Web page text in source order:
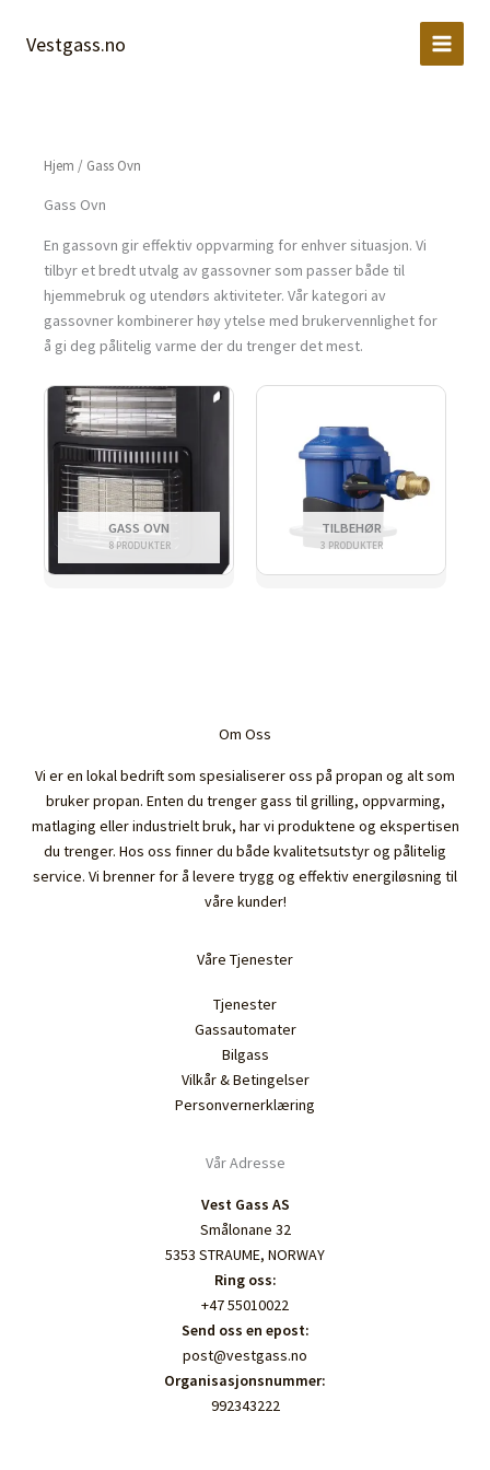
Vestgass.no
Hjem / Gass Ovn
Gass Ovn
En gassovn gir effektiv oppvarming for enhver situasjon. Vi
tilbyr et bredt utvalg av gassovner som passer både til
hjemmebruk og utendørs aktiviteter. Vår kategori av
gassovner kombinerer høy ytelse med brukervennlighet for
å gi deg pålitelig varme der du trenger det mest.
GASS OVN
8 PRODUKTER
TILBEHØR
3 PRODUKTER
Om Oss
Vi er en lokal bedrift som spesialiserer oss på propan og alt som
bruker propan. Enten du trenger gass til grilling, oppvarming,
matlaging eller industrielt bruk, har vi produktene og ekspertisen
du trenger. Hos oss finner du både kvalitetsutstyr og pålitelig
service. Vi brenner for å levere trygg og effektiv energiløsning til
våre kunder!
Våre Tjenester
Tjenester
Gassautomater
Bilgass
Vilkår & Betingelser
Personvernerklæring
Vår Adresse
Vest Gass AS
Smålonane 32
5353 STRAUME, NORWAY
Ring oss:
+47 55010022
Send oss en epost:
post@vestgass.no
Organisasjonsnummer:
992343222